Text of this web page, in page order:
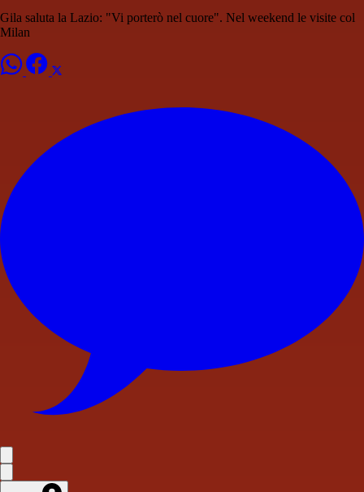
Gila saluta la Lazio: "Vi porterò nel cuore". Nel weekend le visite col
Milan